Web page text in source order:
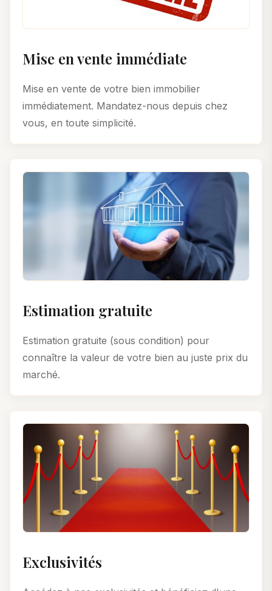
Mise en vente immédiate
Mise en vente de votre bien immobilier
immédiatement. Mandatez-nous depuis chez
vous, en toute simplicité.
Estimation gratuite
Estimation gratuite (sous condition) pour
connaître la valeur de votre bien au juste prix du
marché.
Exclusivités